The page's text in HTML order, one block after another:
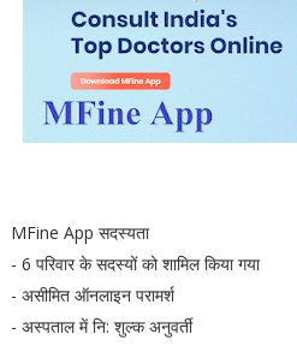
MFine App सदस्यता
- 6 परिवार के सदस्यों को शामिल किया गया
- असीमित ऑनलाइन परामर्श
- अस्पताल में नि: शुल्क अनुवर्ती